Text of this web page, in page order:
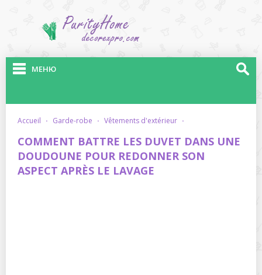
МЕНЮ
accueil · garde-robe · vêtements d'extérieur ·
COMMENT BATTRE LES DUVET DANS UNE
DOUDOUNE POUR REDONNER SON
ASPECT APRÈS LE LAVAGE